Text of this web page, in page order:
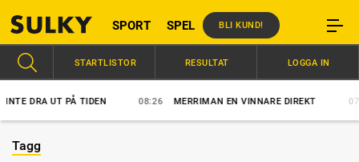
SPORT SPEL BLI KUND!
UT PÅ TIDEN MERRIMAN EN VINNARE DIREKT
STARTLISTOR RESULTAT LOGGA IN
Tagg